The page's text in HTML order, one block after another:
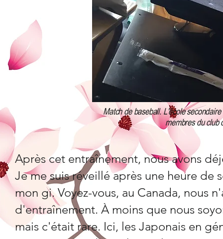
Match de baseball. L'école
membres du club
Après cet entraînement, nous avons
Je me suis réveillé après une heure de
mon gi. Voyez-vous, au Canada, nous
d'entraînement. À moins que nous
mais c'était rare. Ici, les Japonais en